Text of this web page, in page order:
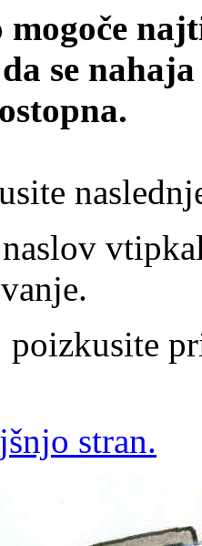
se
naslov
stran.